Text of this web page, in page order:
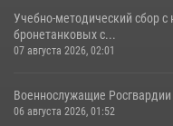
Учебно-методический сбор
бронетанковых с...
07 августа 2026, 02:01
Военнослужащие
06 августа 2026, 01:52